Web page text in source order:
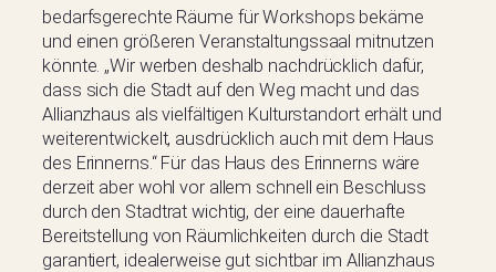
bedarfsgerechte Räume für Workshops bekäme
und einen größeren Veranstaltungssaal mitnutzen
könnte. „Wir werben deshalb nachdrücklich dafür,
dass sich die Stadt auf den Weg macht und das
Allianzhaus als vielfältigen Kulturstandort erhält und
weiterentwickelt, ausdrücklich auch mit dem Haus
des Erinnerns.“ Für das Haus des Erinnerns wäre
derzeit aber wohl vor allem schnell ein Beschluss
durch den Stadtrat wichtig, der eine dauerhafte
Bereitstellung von Räumlichkeiten durch die Stadt
garantiert, idealerweise gut sichtbar im Allianzhaus